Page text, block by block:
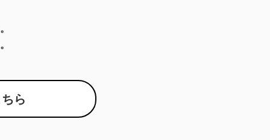
ら